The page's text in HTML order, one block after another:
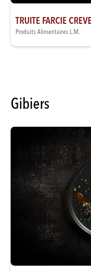
TRUITE FARCIE
Produits Alimentaires L.M.
Gibiers